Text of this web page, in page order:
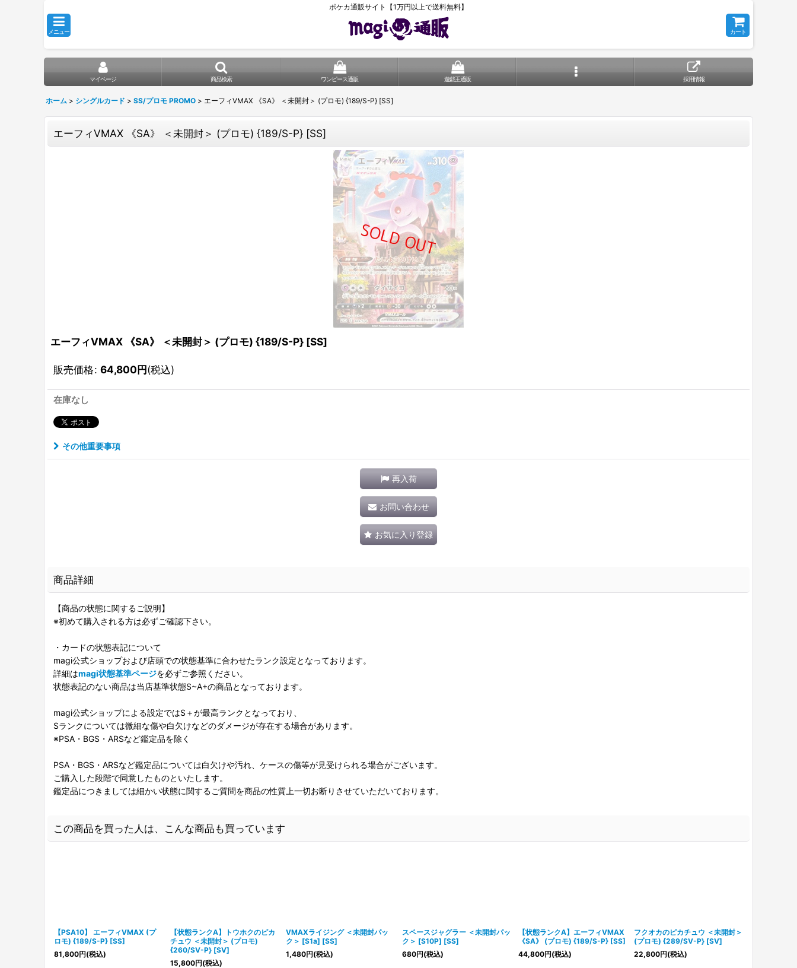
ポケカ通販サイト【1万円以上で送料無料】
メニュー カート
マイページ 商品検索 ワンピース通販 遊戯王通販 採用情報
ホーム > シングルカード > SS/プロモ PROMO > エーフィVMAX 《SA》 ＜未開封＞ (プロモ) {189/S-P} [SS]
エーフィVMAX 《SA》 ＜未開封＞ (プロモ) {189/S-P} [SS]
エーフィVMAX 《SA》 ＜未開封＞ (プロモ) {189/S-P} [SS]
販売価格: 64,800円(税込)
在庫なし
その他重要事項
再入荷
お問い合わせ
お気に入り登録
商品詳細
【商品の状態に関するご説明】
※初めて購入される方は必ずご確認下さい。
・カードの状態表記について
magi公式ショップおよび店頭での状態基準に合わせたランク設定となっております。
詳細はmagi状態基準ページを必ずご参照ください。
状態表記のない商品は当店基準状態S~A+の商品となっております。
magi公式ショップによる設定ではS＋が最高ランクとなっており、
Sランクについては微細な傷や白欠けなどのダメージが存在する場合があります。
※PSA・BGS・ARSなど鑑定品を除く
PSA・BGS・ARSなど鑑定品については白欠けや汚れ、ケースの傷等が見受けられる場合がございます。
ご購入した段階で同意したものといたします。
鑑定品につきましては細かい状態に関するご質問を商品の性質上一切お断りさせていただいております。
この商品を買った人は、こんな商品も買っています
【PSA10】 エーフィVMAX (プ
ロモ) {189/S-P} [SS]
81,800円(税込)
【状態ランクA】トウホクのピカ
チュウ ＜未開封＞ (プロモ)
{260/SV-P} [SV]
15,800円(税込)
VMAXライジング ＜未開封パッ
ク＞ [S1a] [SS]
1,480円(税込)
スペースジャグラー ＜未開封パッ
ク＞ [S10P] [SS]
680円(税込)
【状態ランクA】エーフィVMAX
《SA》 (プロモ) {189/S-P} [SS]
44,800円(税込)
フクオカのピカチュウ ＜未開封＞
(プロモ) {289/SV-P} [SV]
22,800円(税込)